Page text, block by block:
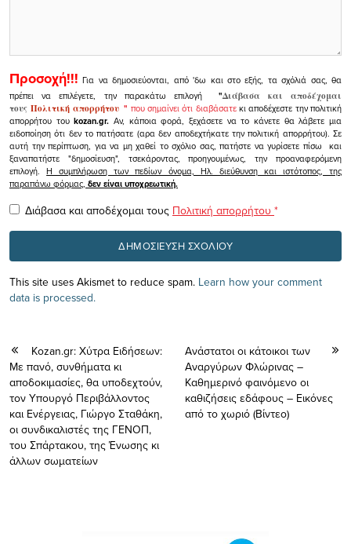
Προσοχή!!! Για να δημοσιεύονται, από 'δω και στο εξής, τα σχόλιά σας, θα
πρέπει να επιλέγετε, την παρακάτω επιλογή
"Διάβασα και αποδέχομαι
τουςΠολιτική απορρήτου" που σημαίνει ότι διαβάσατεκι αποδέχεστε την πολιτική
απορρήτου τουkozan.gr. Αν, κάποια φορά, ξεχάσετε να το κάνετε θα λάβετε μια
ειδοποίηση ότι δεν το πατήσατε (αρα δεν αποδεχτήκατε την πολιτική απορρήτου). Σε
αυτή την περίπτωση, για να μη χαθεί το σχόλιο σας, πατήστε να γυρίσετε πίσω και
ξαναπατήστε "δημοσίευση", τσεκάροντας, προηγουμένως, την προαναφερόμενη
επιλογή.Η συμπλήρωση των πεδίων όνομα, Ηλ. διεύθυνση και ιστότοπος, της
παραπάνω φόρμας, δεν είναι υποχρεωτική.
Διάβασα και αποδέχομαι τους Πολιτική απορρήτου *
This site uses Akismet to reduce spam. Learn how your comment
data is processed.
Kozan.gr: Χύτρα Ειδήσεων:
Με πανό, συνθήματα κι
αποδοκιμασίες, θα υποδεχτούν,
τον Υπουργό Περιβάλλοντος
και Ενέργειας, Γιώργο Σταθάκη,
οι συνδικαλιστές της ΓΕΝΟΠ,
του Σπάρτακου, της Ένωσης κι
άλλων σωματείων
Ανάστατοι οι κάτοικοι των
Αναργύρων Φλώρινας –
Καθημερινό φαινόμενο οι
καθιζήσεις εδάφους – Εικόνες
από το χωριό (Βίντεο)